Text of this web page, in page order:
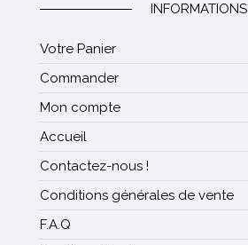
INFORMATIONS
Votre Panier
Commander
Mon compte
Accueil
Contactez-nous !
Conditions générales de vente
F.A.Q